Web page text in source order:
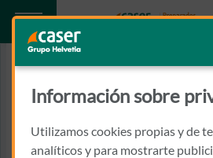
Información sobre
Utilizamos cookies propias y de
analíticos y para mostrarte